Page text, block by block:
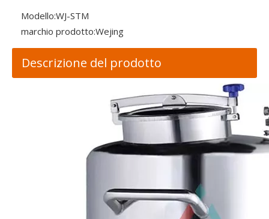
Modello:WJ-STM
marchio prodotto:Wejing
Descrizione del prodotto